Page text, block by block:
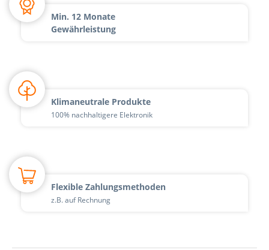
Min. 12 Monate
Gewährleistung
Klimaneutrale Produkte
100% nachhaltigere Elektronik
Flexible Zahlungsmethoden
z.B. auf Rechnung